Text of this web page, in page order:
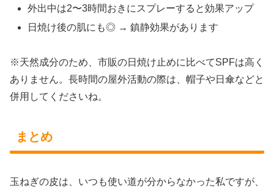
外出中は2〜3時間おきにスプレーすると効果アップ
日焼け後の肌にも◎ → 鎮静効果があります
※天然成分のため、市販の日焼け止めに比べてSPFは高く
ありません。長時間の屋外活動の際は、帽子や日傘などと
併用してくださいね。
まとめ
玉ねぎの皮は、いつも使い道が分からなかった私ですが、